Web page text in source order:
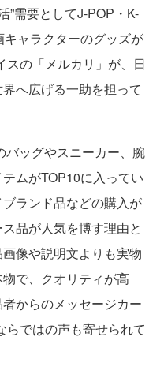
”需要としてJ-POP・K-
ャラクターのグッズが
スの「メルカリ」が、日
へ広げる一助を担って
ッグやスニーカー、腕
ムがTOP10に入ってい
ランド品などの購入が
品が人気を博す理由と
像や説明文よりも実物
で、クオリティが高
からのメッセージカー
らではの声も寄せられて